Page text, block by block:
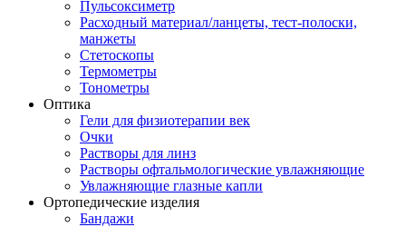
Пульсоксиметр
Расходный материал/ланцеты, тест-полоски,
манжеты
Стетоскопы
Термометры
Тонометры
Оптика
Гели для физиотерапии век
Очки
Растворы для линз
Растворы офтальмологические увлажняющие
Увлажняющие глазные капли
Ортопедические изделия
Бандажи